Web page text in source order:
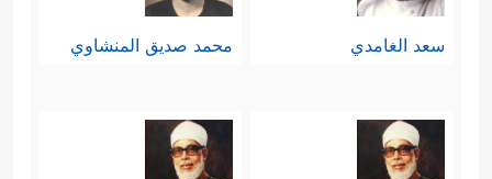
سعد الغامدي محمد صديق المنشاوي